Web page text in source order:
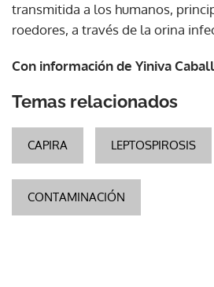
transmitida a los humanos,
roedores, a través de la orina
Con información de Yiniva
Temas relacionados
CAPIRA LEPTOSPIROSIS
CONTAMINACIÓN